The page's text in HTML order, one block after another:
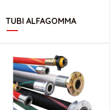
TUBI ALFAGOMMA
CATALOGO IVG